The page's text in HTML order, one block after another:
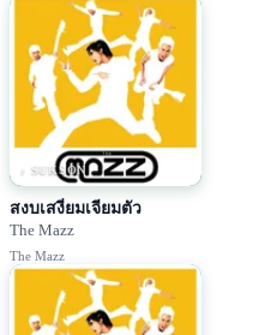
♪ SUKSON
สงบเสงี่ยมเจียมตัว
The Mazz
The Mazz